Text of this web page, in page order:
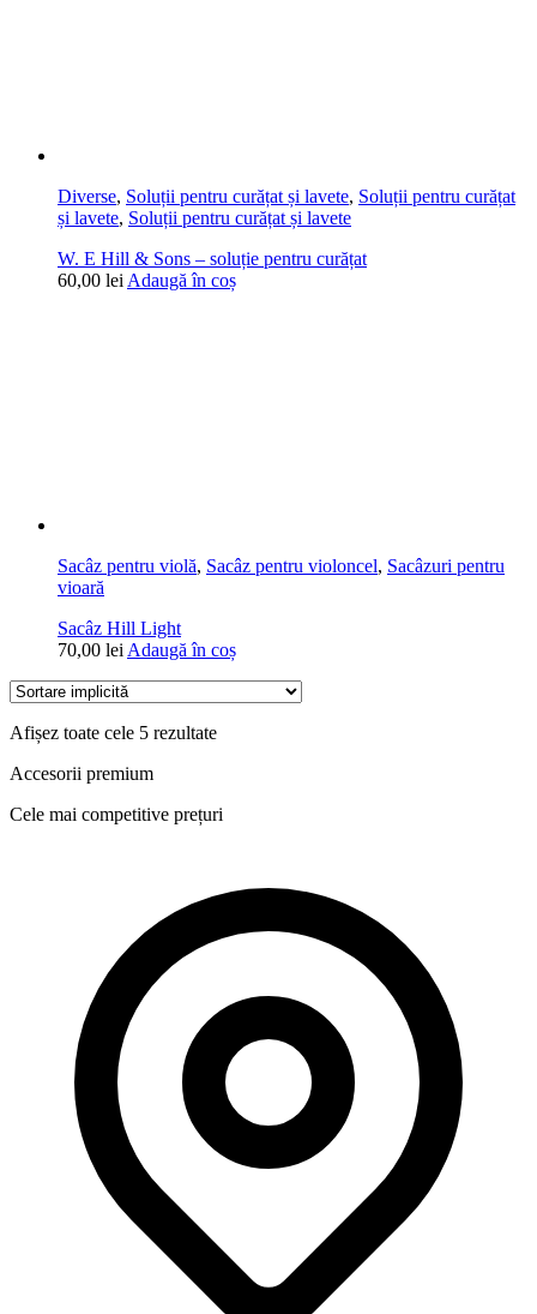
Diverse, Soluții pentru curățat și lavete, Soluții pentru curățat
și lavete, Soluții pentru curățat și lavete
W. E Hill & Sons – soluție pentru curățat
60,00 lei Adaugă în coș
Sacâz pentru violă, Sacâz pentru violoncel, Sacâzuri pentru
vioară
Sacâz Hill Light
70,00 lei Adaugă în coș
Afișez toate cele 5 rezultate
Accesorii premium
Cele mai competitive prețuri